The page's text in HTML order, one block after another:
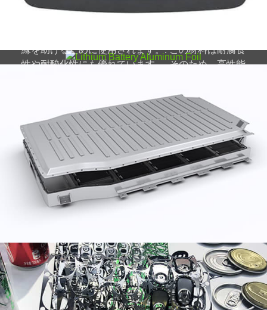
リチウム電池用アルミニウム箔は、優れた性能と長寿
縁を助けるために使用されます。. この材料は耐腐食
性や耐酸化性にも優れています。, そのため、高性能
5182-プルタブ用 H19 アルミコイル
プルタブ用の高品質 5182-H19 アルミニウム コイル
は優れた強度を提供します, 精密成形, 飲料包装用の信
頼できる性能.